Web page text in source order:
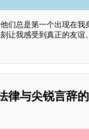
们总是第一个出现在我
让我感受到真正的友谊。
律与尖锐言辞